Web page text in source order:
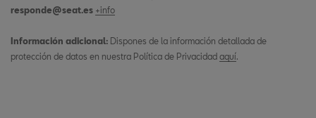
responde@seat.es +info
Información adicional: Dispones de la información detallada de
protección de datos en nuestra Política de Privacidad aquí.